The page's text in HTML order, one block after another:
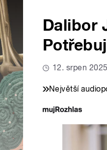
Dalibor
12. srpen 2025
Největší